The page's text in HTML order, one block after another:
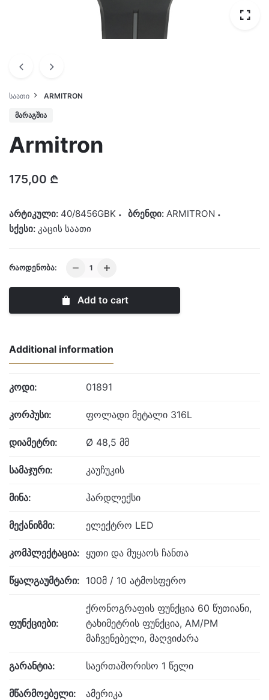
ᲡᲐᲐᲗᲘ ARMITRON
ᲛᲐᲠᲐᲒᲨᲘᲐ
Armitron
175,00 ₾
არტიკული: 40/8456GBK ბრენდი: ARMITRON
სქესი: კაცის საათი
ᲠᲐᲝᲓᲔᲜᲝᲑᲐ:
Armitron
Add to cart
Additional information
კოდი: 01891
კორპუსი: ფოლადი მეტალი 316L
დიამეტრი: Ø 48,5 მმ
სამაჯური: კაუჩუკის
მინა: ჰარდლექსი
მექანიზმი: ელექტრო LED
კომპლექტაცია: ყუთი და მუყაოს ჩანთა
წყალგაუმტარი: 100მ / 10 ატმოსფერო
ფუნქციები:
ქრონოგრაფის ფუნქცია 60 წუთიანი,
ტახიმეტრის ფუნქცია, AM/PM
მაჩვენებელი, მაღვიძარა
გარანტია: საერთაშორისო 1 წელი
მწარმოებელი: ამერიკა